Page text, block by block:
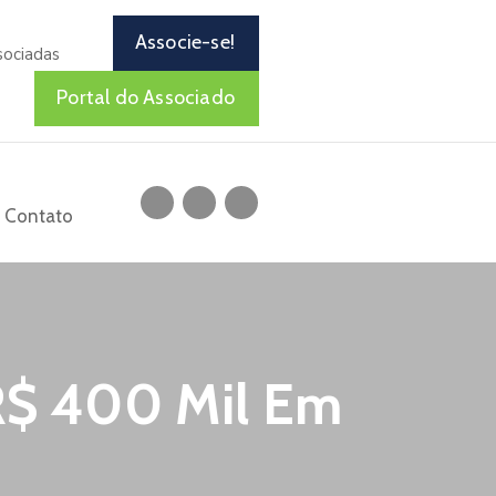
Associe-se!
Portal do Associado
Contato
400 Mil Em